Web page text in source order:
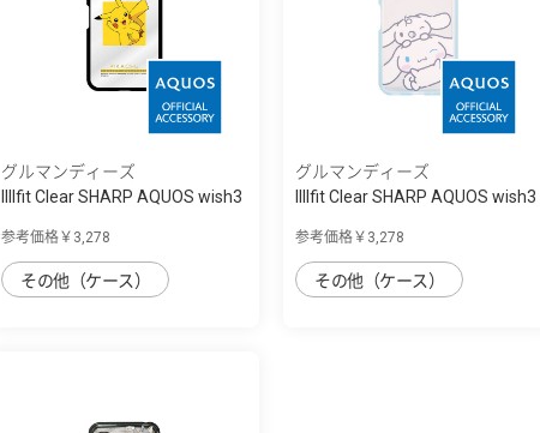
グルマンディーズ
IIIIfit Clear SHARP AQUOS wish3
参考価格￥3,278
その他（ケース）
グルマンディーズ
IIIIfit Clear SHARP AQUOS wish3
参考価格￥3,278
その他（ケース）